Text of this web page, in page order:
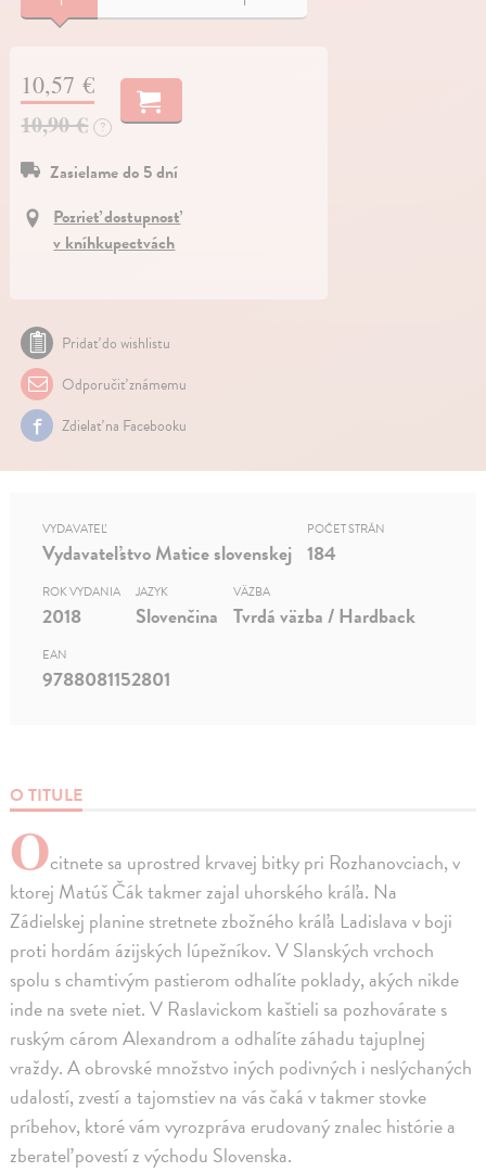
10,57 €
10,90 € ?
Zasielame do 5 dní
Pozrieť dostupnosť
v kníhkupectvách
Pridať do wishlistu
Odporučiť známemu
Zdielať na Facebooku
O TITULE
Ocitnete sa uprostred krvavej bitky pri Rozhanovciach, v
ktorej Matúš Čák takmer zajal uhorského kráľa. Na
Zádielskej planine stretnete zbožného kráľa Ladislava v boji
proti hordám ázijských lúpežníkov. V Slanských vrchoch
spolu s chamtivým pastierom odhalíte poklady, akých nikde
inde na svete niet. V Raslavickom kaštieli sa pozhovárate s
ruským cárom Alexandrom a odhalíte záhadu tajuplnej
vraždy. A obrovské množstvo iných podivných i neslýchaných
udalostí, zvestí a tajomstiev na vás čaká v takmer stovke
príbehov, ktoré vám vyrozpráva erudovaný znalec histórie a
zberateľ povestí z východu Slovenska.
VYDAVATEĽ
Vydavateľstvo Matice slovenskej
POČET STRÁN
184
ROK VYDANIA
2018
JAZYK
Slovenčina
VÄZBA
Tvrdá väzba / Hardback
EAN
9788081152801